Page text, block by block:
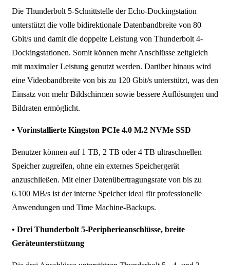
Die Thunderbolt 5-Schnittstelle der Echo-Dockingstation
unterstützt die volle bidirektionale Datenbandbreite von 80
Gbit/s und damit die doppelte Leistung von Thunderbolt 4-
Dockingstationen. Somit können mehr Anschlüsse zeitgleich
mit maximaler Leistung genutzt werden. Darüber hinaus wird
eine Videobandbreite von bis zu 120 Gbit/s unterstützt, was den
Einsatz von mehr Bildschirmen sowie bessere Auflösungen und
Bildraten ermöglicht.
• Vorinstallierte Kingston PCIe 4.0 M.2 NVMe SSD
Benutzer können auf 1 TB, 2 TB oder 4 TB ultraschnellen
Speicher zugreifen, ohne ein externes Speichergerät
anzuschließen. Mit einer Datenübertragungsrate von bis zu
6.100 MB/s ist der interne Speicher ideal für professionelle
Anwendungen und Time Machine-Backups.
• Drei Thunderbolt 5-Peripherieanschlüsse, breite
Geräteunterstützung